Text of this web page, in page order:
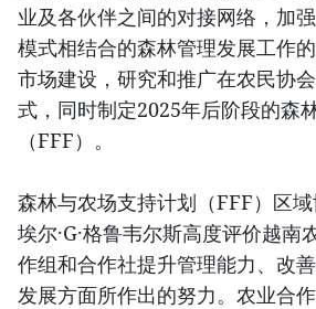
业及各伙伴之间的对接网络，加
模式相结合的森林管理发展工作
市场建设，研究和推广在农民协
式，同时制定2025年后阶段的森
（FFF）。
森林与农场支持计划（FFF）区
埃尔·G·格鲁韦尔斯高度评价越南
作组和合作社提升管理能力、改
发展方面所作出的努力。农业合